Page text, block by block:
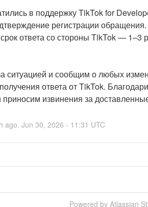
в поддержку TikTok for
регистрации обращения.
ответа со стороны TikTok — 1–3
ситуацией и сообщим о любых
ответа от TikTok.
извинения за
ago. Jun 30, 2026 - 11:31 UTC
Powered by Atlassian